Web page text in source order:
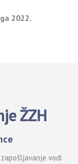
2022.
ŽZH
vodi